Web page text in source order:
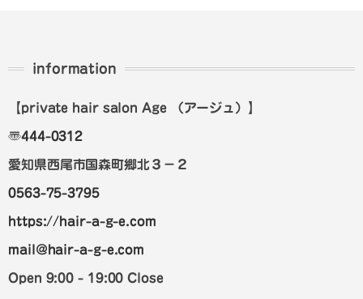
information
【private hair salon Age （アージュ） 】
〠444-0312
愛知県西尾市国森町郷北３－２
0563-75-3795
https://hair-a-g-e.com
mail@hair-a-g-e.com
Open 9:00 - 19:00 Close